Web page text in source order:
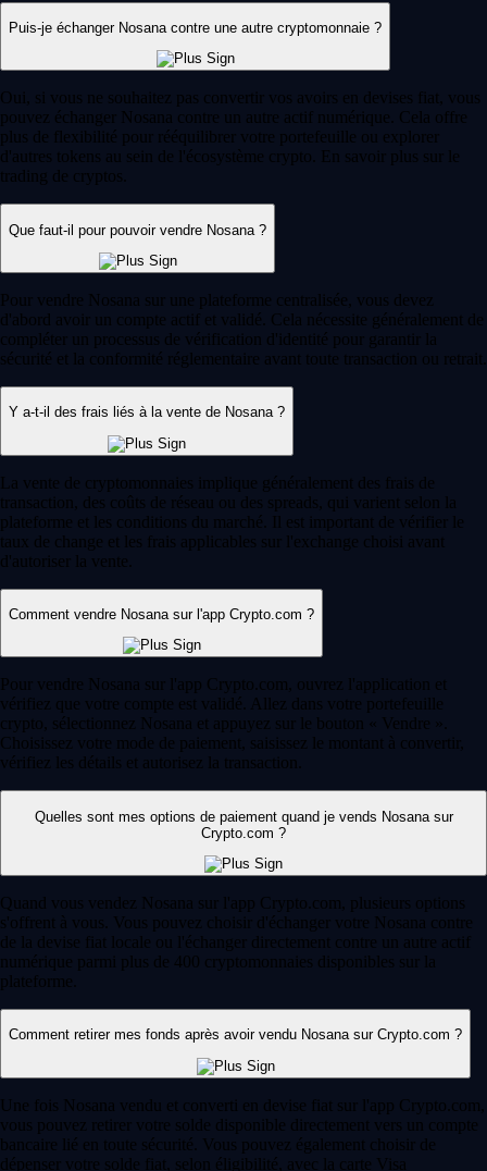
Puis-je échanger Nosana contre une autre cryptomonnaie ?
Oui, si vous ne souhaitez pas convertir vos avoirs en devises fiat, vous
pouvez échanger Nosana contre un autre actif numérique. Cela offre
plus de flexibilité pour rééquilibrer votre portefeuille ou explorer
d'autres tokens au sein de l'écosystème crypto. En savoir plus sur le
trading de cryptos.
Que faut-il pour pouvoir vendre Nosana ?
Pour vendre Nosana sur une plateforme centralisée, vous devez
d'abord avoir un compte actif et validé. Cela nécessite généralement de
compléter un processus de vérification d'identité pour garantir la
sécurité et la conformité réglementaire avant toute transaction ou retrait.
Y a-t-il des frais liés à la vente de Nosana ?
La vente de cryptomonnaies implique généralement des frais de
transaction, des coûts de réseau ou des spreads, qui varient selon la
plateforme et les conditions du marché. Il est important de vérifier le
taux de change et les frais applicables sur l'exchange choisi avant
d'autoriser la vente.
Comment vendre Nosana sur l'app Crypto.com ?
Pour vendre Nosana sur l'app Crypto.com, ouvrez l'application et
vérifiez que votre compte est validé. Allez dans votre portefeuille
crypto, sélectionnez Nosana et appuyez sur le bouton « Vendre ».
Choisissez votre mode de paiement, saisissez le montant à convertir,
vérifiez les détails et autorisez la transaction.
Quelles sont mes options de paiement quand je vends Nosana sur
Crypto.com ?
Quand vous vendez Nosana sur l'app Crypto.com, plusieurs options
s'offrent à vous. Vous pouvez choisir d'échanger votre Nosana contre
de la devise fiat locale ou l'échanger directement contre un autre actif
numérique parmi plus de 400 cryptomonnaies disponibles sur la
plateforme.
Comment retirer mes fonds après avoir vendu Nosana sur Crypto.com ?
Une fois Nosana vendu et converti en devise fiat sur l'app Crypto.com,
vous pouvez retirer votre solde disponible directement vers un compte
bancaire lié en toute sécurité. Vous pouvez également choisir de
dépenser votre solde fiat, selon éligibilité, avec la carte Visa